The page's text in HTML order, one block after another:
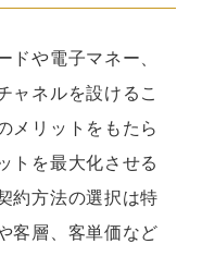
ドや電子マネー、
ャネルを設けるこ
メリットをもたら
トを最大化させる
約方法の選択は特
客層、客単価など